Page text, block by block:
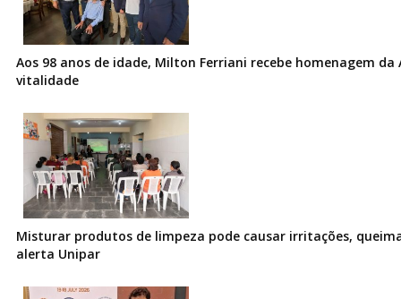
Aos 98 anos de idade, Milton Ferriani recebe homenagem da
vitalidade
Misturar produtos de limpeza pode causar irritações,
alerta Unipar